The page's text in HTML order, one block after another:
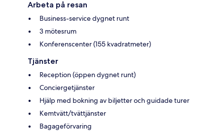
Arbeta på resan
Business-service dygnet runt
3 mötesrum
Konferenscenter (155 kvadratmeter)
Tjänster
Reception (öppen dygnet runt)
Conciergetjänster
Hjälp med bokning av biljetter och guidade turer
Kemtvätt/tvättjänster
Bagageförvaring